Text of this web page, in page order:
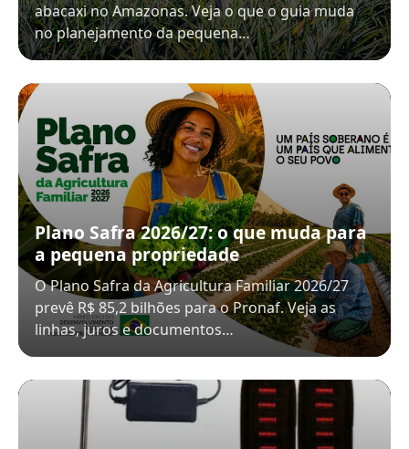
abacaxi no Amazonas. Veja o que o guia muda
no planejamento da pequena…
Plano Safra 2026/27: o que muda para
a pequena propriedade
O Plano Safra da Agricultura Familiar 2026/27
prevê R$ 85,2 bilhões para o Pronaf. Veja as
linhas, juros e documentos…